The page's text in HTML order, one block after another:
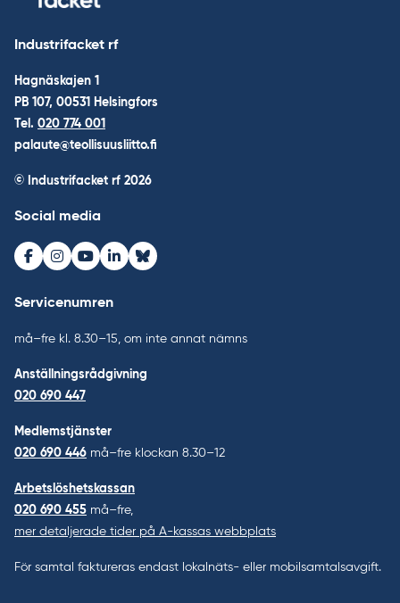
Industrifacket rf
Hagnäskajen 1
PB 107, 00531 Helsingfors
Tel. 020 774 001
palaute@teollisuusliitto.fi
© Industrifacket rf 2026
Social media
Facebook
Instagram
Youtube
LinkedInBluesky
Servicenumren
må–fre kl. 8.30–15, om inte annat nämns
Anställningsrådgivning
020 690 447
Medlemstjänster
020 690 446 må–fre klockan 8.30–12
Arbetslöshetskassan
020 690 455 må–fre,
mer detaljerade tider på A-kassas webbplats
För samtal faktureras endast lokalnäts- eller mobilsamtalsavgift.